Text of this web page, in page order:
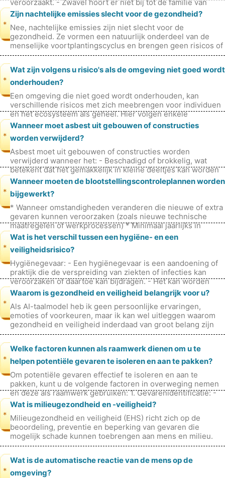
veroorzaakt. - Zwavel hoort er niet bij tot de familie van
sulfamedicij
*
Zijn nachtelijke emissies slecht voor de gezondheid?
Nee, nachtelijke emissies zijn niet slecht voor de
gezondheid. Ze vormen een natuurlijk onderdeel van de
menselijke voortplantingscyclus en brengen geen risicos of
negatieve gevolgen met zic
*
Wat zijn volgens u risico's als de omgeving niet goed wordt
onderhouden?
Een omgeving die niet goed wordt onderhouden, kan
verschillende risicos met zich meebrengen voor individuen
en het ecosysteem als geheel. Hier volgen enkele
potentiële risicos die verband ho
*
Wanneer moet asbest uit gebouwen of constructies
worden verwijderd?
Asbest moet uit gebouwen of constructies worden
verwijderd wanneer het: - Beschadigd of brokkelig, wat
betekent dat het gemakkelijk in kleine deeltjes kan worden
gebroken en in de lucht kan
*
Wanneer moeten de blootstellingscontroleplannen worden
bijgewerkt?
* Wanneer omstandigheden veranderen die nieuwe of extra
gevaren kunnen veroorzaken (zoals nieuwe technische
maatregelen of werkprocessen) * Minimaal jaarlijks in
combinatie met het jaarover
*
Wat is het verschil tussen een hygiëne- en een
veiligheidsrisico?
Hygiënegevaar: - Een hygiënegevaar is een aandoening of
praktijk die de verspreiding van ziekten of infecties kan
veroorzaken of daartoe kan bijdragen. - Het kan worden
veroorzaakt door s
*
Waarom is gezondheid en veiligheid belangrijk voor u?
Als AI-taalmodel heb ik geen persoonlijke ervaringen,
emoties of voorkeuren, maar ik kan wel uitleggen waarom
gezondheid en veiligheid inderdaad van groot belang zijn
voor alle individuen en
*
Welke factoren kunnen als raamwerk dienen om u te
helpen potentiële gevaren te isoleren en aan te pakken?
Om potentiële gevaren effectief te isoleren en aan te
pakken, kunt u de volgende factoren in overweging nemen
en deze als raamwerk gebruiken: 1. Gevarenidentificatie: -
Inventarisatie van
*
Wat is milieugezondheid en -veiligheid?
Milieugezondheid en veiligheid (EHS) richt zich op de
beoordeling, preventie en beperking van gevaren die
mogelijk schade kunnen toebrengen aan mens en milieu.
EHS is een multidisciplinair v
*
Wat is de automatische reactie van de mens op de
omgeving?